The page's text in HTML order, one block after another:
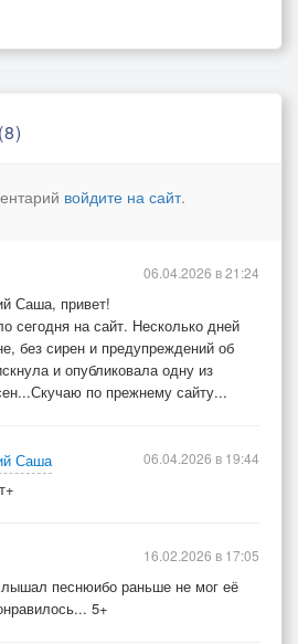
войдите на сайт.
Саша, привет!
сегодня на сайт. Несколько дней
без сирен и предупреждений об
и опубликовала одну из
по прежнему сайту...
06.04.2026 в 21:24
Саша
06.04.2026 в 19:44
песнюибо раньше не мог её
5+
16.02.2026 в 17:05